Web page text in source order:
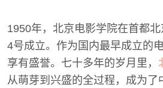
1950年，北京电影学院在首都
4号成立。作为国内最早成立的
享有盛誉。七十多年的岁月里，
从萌芽到兴盛的全过程，成为了